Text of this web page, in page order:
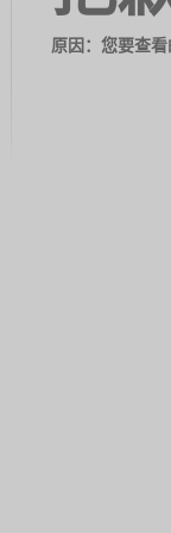
原因：您要查看